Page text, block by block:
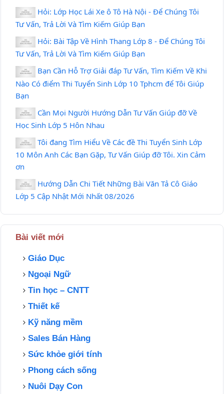
Hỏi: Lớp Học Lái Xe ô Tô Hà Nội - Để Chúng Tôi
Tư Vấn, Trả Lời Và Tìm Kiếm Giúp Bạn
Hỏi: Bài Tập Về Hình Thang Lớp 8 - Để Chúng Tôi
Tư Vấn, Trả Lời Và Tìm Kiếm Giúp Bạn
Bạn Cần Hỗ Trợ Giải đáp Tư Vấn, Tìm Kiếm Về Khi
Nào Có điểm Thi Tuyển Sinh Lớp 10 Tphcm để Tôi Giúp
Bạn
Cần Mọi Người Hướng Dẫn Tư Vấn Giúp đỡ Về
Học Sinh Lớp 5 Hôn Nhau
Tôi đang Tìm Hiểu Về Các đề Thi Tuyển Sinh Lớp
10 Môn Anh Các Bạn Gặp, Tư Vấn Giúp đỡ Tôi. Xin Cảm
ơn
Hướng Dẫn Chi Tiết Những Bài Văn Tả Cô Giáo
Lớp 5 Cập Nhật Mới Nhất 08/2026
Bài viết mới
Giáo Dục
Ngoại Ngữ
Tin học – CNTT
Thiết kế
Kỹ năng mềm
Sales Bán Hàng
Sức khỏe giới tính
Phong cách sống
Nuôi Dạy Con